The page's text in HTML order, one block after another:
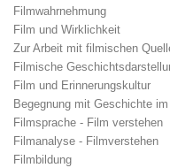
Filmwahrnehmung
Film und Wirklichkeit
Zur Arbeit mit filmischen
Filmische
Film und Erinnerungskultur
Begegnung mit Geschichte
Filmsprache - Film verstehen
Filmanalyse - Filmverstehen
Filmbildung